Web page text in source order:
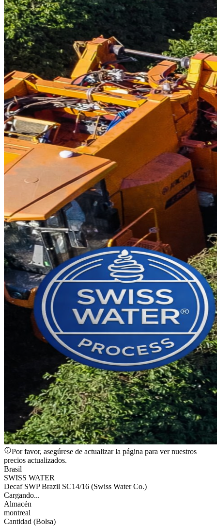
Por favor, asegúrese de actualizar la página para ver nuestros
precios actualizados.
Brasil
SWISS WATER
Decaf SWP Brazil SC14/16 (Swiss Water Co.)
Cargando...
Almacén
montreal
Cantidad (Bolsa)